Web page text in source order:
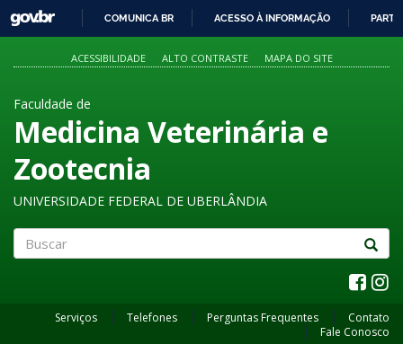
PARA
O
GOVBR
COMUNICA BR ACESSO À INFORMAÇÃO
ACESSIBILIDADE ALTO CONTRASTE MAPA DO SITE
Faculdade de
Medicina Veterinária e
Zootecnia
UNIVERSIDADE FEDERAL DE UBERLÂNDIA
Serviços Telefones Perguntas Frequentes
Contato
Fale Conosco